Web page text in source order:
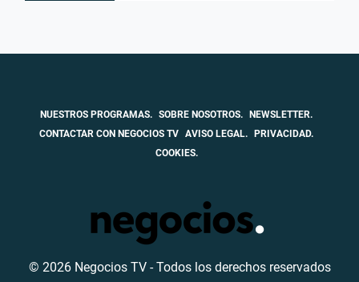
NUESTROS PROGRAMAS. SOBRE NOSOTROS.
NEWSLETTER.
CONTACTAR CON NEGOCIOS TV AVISO LEGAL.
PRIVACIDAD.
COOKIES.
© 2026 Negocios TV - Todos los derechos reservados